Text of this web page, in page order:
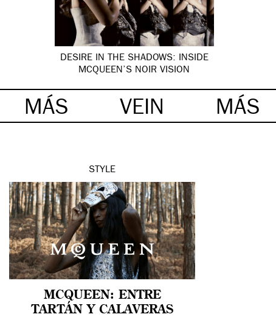
DESIRE IN THE SHADOWS: INSIDE
MCQUEEN’S NOIR VISION
MÁS VEIN MÁS
STYLE
MCQUEEN: ENTRE
TARTÁN Y CALAVERAS